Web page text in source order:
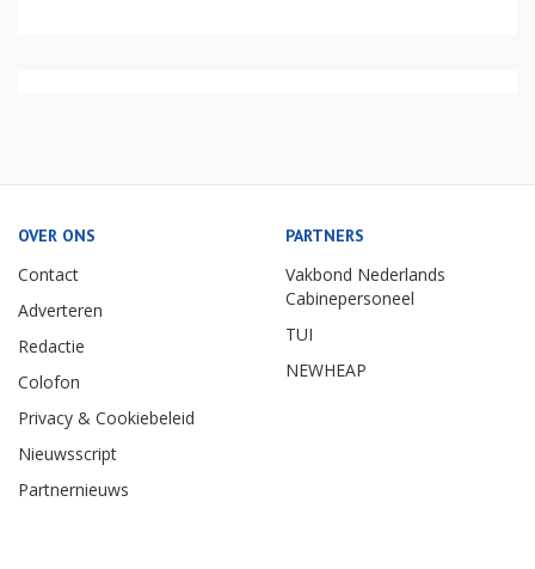
OVER ONS
Contact
Adverteren
Redactie
Colofon
Privacy & Cookiebeleid
Nieuwsscript
Partnernieuws
PARTNERS
Vakbond Nederlands
Cabinepersoneel
TUI
NEWHEAP